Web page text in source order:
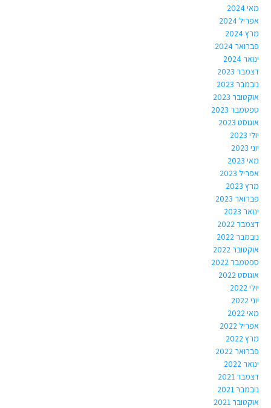
מאי 2024
אפריל 2024
מרץ 2024
פברואר 2024
ינואר 2024
דצמבר 2023
נובמבר 2023
אוקטובר 2023
ספטמבר 2023
אוגוסט 2023
יולי 2023
יוני 2023
מאי 2023
אפריל 2023
מרץ 2023
פברואר 2023
ינואר 2023
דצמבר 2022
נובמבר 2022
אוקטובר 2022
ספטמבר 2022
אוגוסט 2022
יולי 2022
יוני 2022
מאי 2022
אפריל 2022
מרץ 2022
פברואר 2022
ינואר 2022
דצמבר 2021
נובמבר 2021
אוקטובר 2021